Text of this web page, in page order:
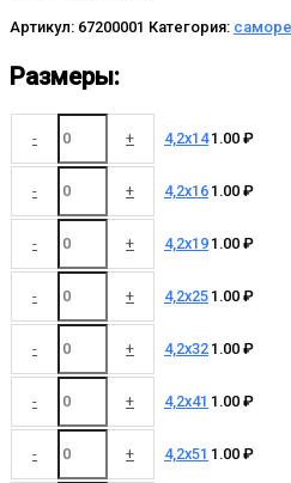
Артикул: 67200001 Категория:
Размеры:
- + 4,2x14 1.00 ₽
- + 4,2x16 1.00 ₽
- + 4,2x19 1.00 ₽
- + 4,2x25 1.00 ₽
- + 4,2x32 1.00 ₽
- + 4,2x41 1.00 ₽
- + 4,2x51 1.00 ₽